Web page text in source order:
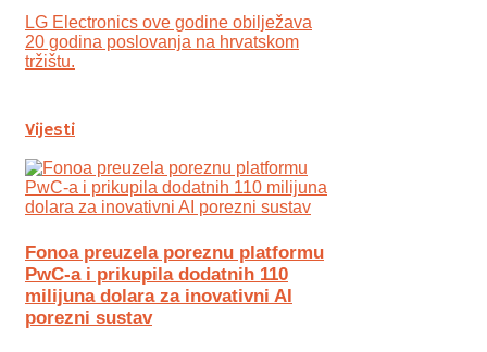
LG Electronics ove godine obilježava
20 godina poslovanja na hrvatskom
tržištu.
Vijesti
Fonoa preuzela poreznu platformu
PwC-a i prikupila dodatnih 110
milijuna dolara za inovativni AI
porezni sustav